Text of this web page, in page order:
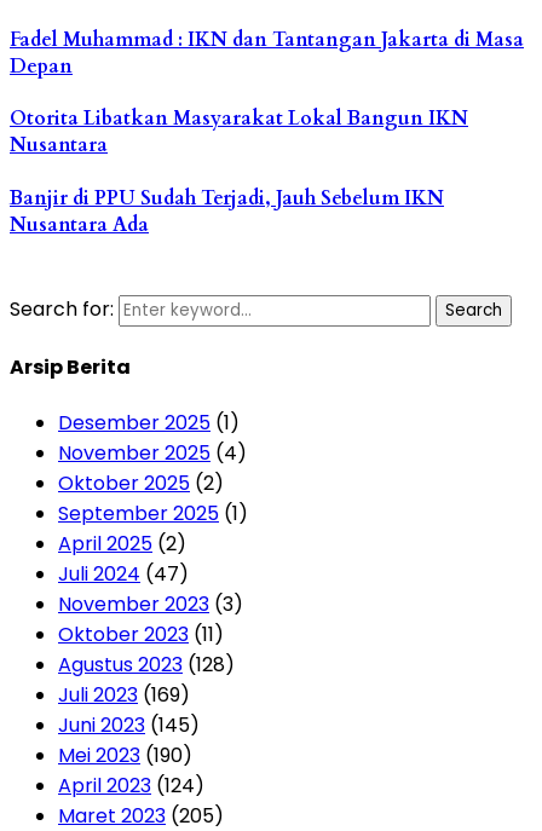
Fadel Muhammad : IKN dan Tantangan Jakarta di Masa
Depan
Otorita Libatkan Masyarakat Lokal Bangun IKN
Nusantara
Banjir di PPU Sudah Terjadi, Jauh Sebelum IKN
Nusantara Ada
Search for: Search
Arsip Berita
Desember 2025 (1)
November 2025 (4)
Oktober 2025 (2)
September 2025 (1)
April 2025 (2)
Juli 2024 (47)
November 2023 (3)
Oktober 2023 (11)
Agustus 2023 (128)
Juli 2023 (169)
Juni 2023 (145)
Mei 2023 (190)
April 2023 (124)
Maret 2023 (205)